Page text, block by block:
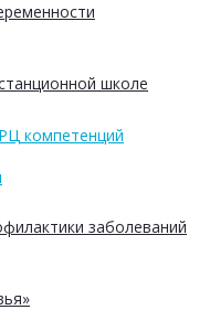
школе
заболеваний
компетенций